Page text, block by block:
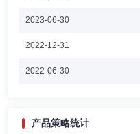
2023-06-30
2022-12-31
2022-06-30
产品策略统计